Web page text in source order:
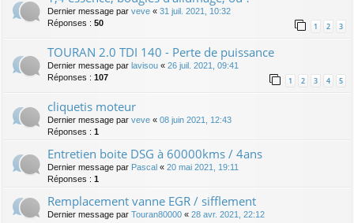
Dernier message par veve « 31 juil. 2021, 10:32
Réponses : 50 1 2 3
TOURAN 2.0 TDI 140 - Perte de puissance
Dernier message par lavisou « 26 juil. 2021, 09:41
Réponses : 107 1 2 3 4 5
cliquetis moteur
Dernier message par veve « 08 juin 2021, 12:43
Réponses : 1
Entretien boite DSG à 60000kms / 4ans
Dernier message par Pascal « 20 mai 2021, 19:11
Réponses : 1
Remplacement vanne EGR / sifflement
Dernier message par Touran80000 « 28 avr. 2021, 22:12